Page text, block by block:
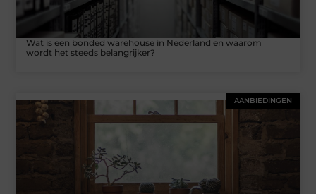
Wat is een bonded warehouse in Nederland en waarom
wordt het steeds belangrijker?
AANBIEDINGEN